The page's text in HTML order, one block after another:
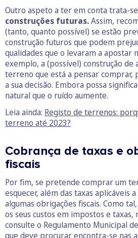
Outro aspeto a ter em conta trata-
construções futuras.Assim,
(tanto, quanto possível) se estão
construção futuros que podem
qualidades que o levaram a apostar
exemplo, a (possível) construção
terreno que está a pensar comprar,
a sua decisão. Embora possa
natural que o ruído aumente.
Leia ainda: Registo de terrenos:
terreno até 2023?
Cobrança de taxas e
fiscais
Por fim, se pretende comprar um
esquecer, além das taxas aplicáveis
algumas obrigações fiscais. Como
os seus custos em impostos e taxas,
consulte o Regulamento Municipal
que deve procurar encontra-se nas